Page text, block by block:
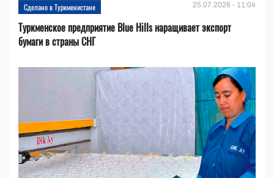
Сделано в Туркменистане 25.07.2026 - 11:04
Туркменское предприятие Blue Hills наращивает экспорт
бумаги в страны СНГ